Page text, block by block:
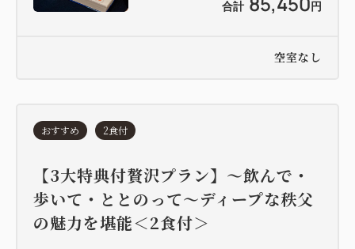
合計 円
空室なし
おすすめ 2食付
【3大特典付贅沢プラン】〜飲んで・
歩いて・ととのって〜ディープな秩父
の魅力を堪能＜2食付＞